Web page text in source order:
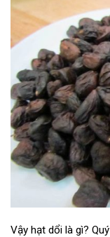
Vậy hạt dổi là gì?